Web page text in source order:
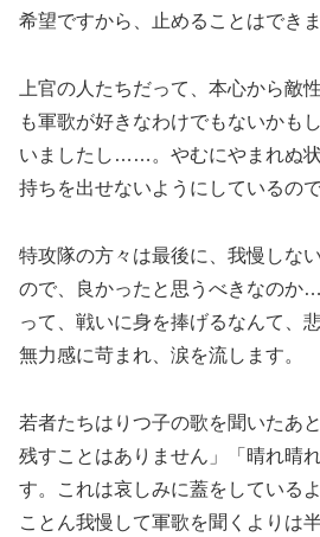
希望ですから、止めることはでき
上官の人たちだって、本心から敵
も軍歌が好きなわけでもないかも
いましたし……。やむにやまれぬ
持ちを出せないようにしているので
特攻隊の方々は最後に、我慢しな
ので、良かったと思うべきなのか
って、戦いに身を捧げるなんて、
無力感に苛まれ、涙を流します。
若者たちはりつ子の歌を聞いたあ
残すことはありません」「晴れ晴
す。これは哀しみに蓋をしている
ことん我慢して軍歌を聞くよりは